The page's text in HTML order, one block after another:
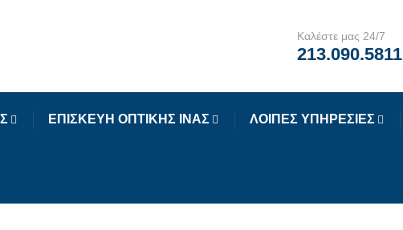
Καλέστε μας 24/7
213.090.5811
ΕΠΙΣΚΕΥΗ ΟΠΤΙΚΗΣ ΙΝΑΣ ΛΟΙΠΕΣ ΥΠΗΡΕΣΙΕΣ